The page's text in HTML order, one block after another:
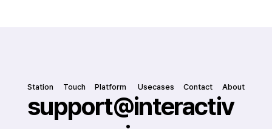
support@interactiv
Station Touch Platform Usecases Contact About